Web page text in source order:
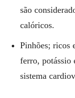
são
calóricos.
Pinhões; ricos
ferro, potássio
sistema